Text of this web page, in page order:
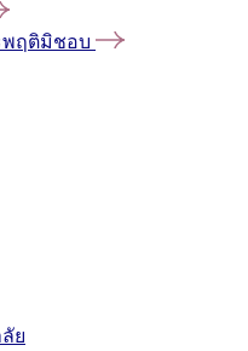
พฤติมิชอบ
ย